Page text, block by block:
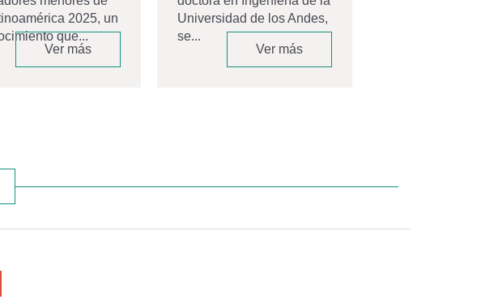
2025, un
que...
Ver más
Universidad de los Andes,
se...
Ver más